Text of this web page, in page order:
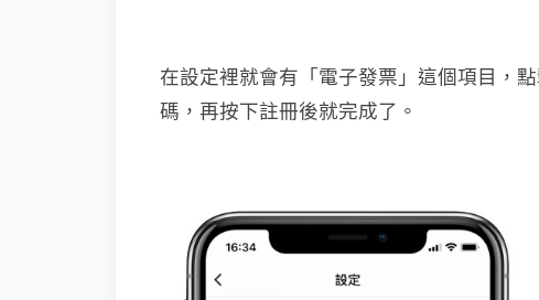
在設定裡就會有「電子發票」這個項目，
碼，再按下註冊後就完成了。